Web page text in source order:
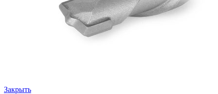
Закрыть